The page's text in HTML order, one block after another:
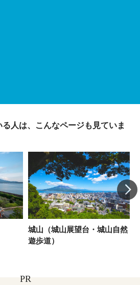
人は、こんなページも見ていま
城山（城山展望台・城山自然
遊歩道）
PR